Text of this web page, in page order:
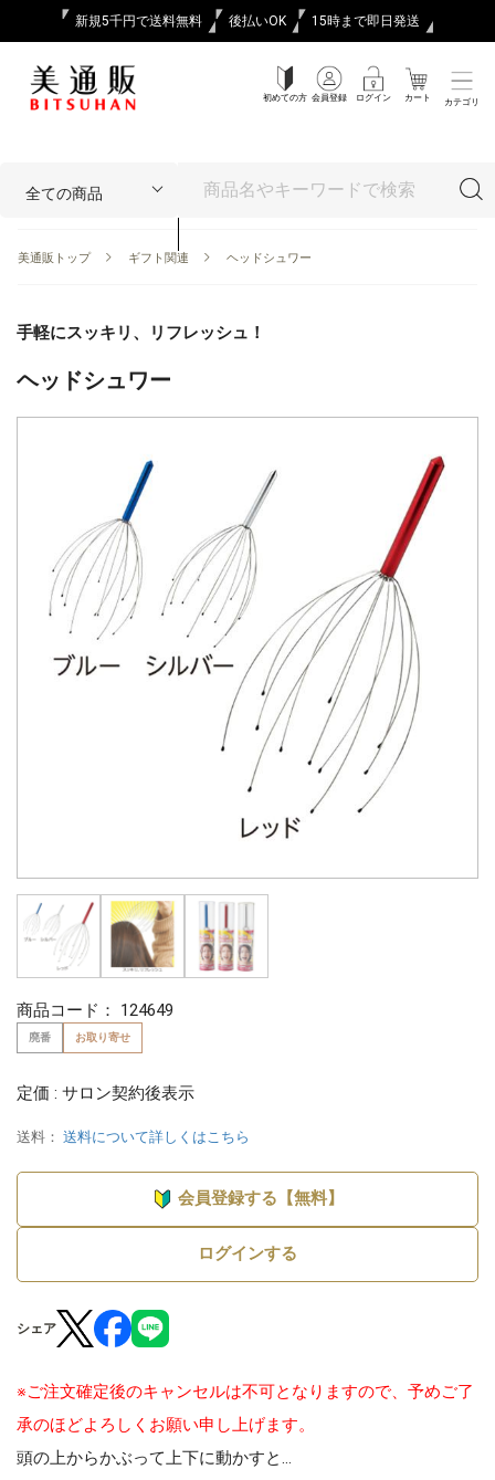
新規5千円で送料無料 後払いOK 15時まで即日発送
初めての方 会員登録 ログイン カート カテゴリ
美通販トップ ギフト関連 ヘッドシュワー
手軽にスッキリ、リフレッシュ！
ヘッドシュワー
商品コード： 124649
廃番 お取り寄せ
定価 : サロン契約後表示
送料： 送料について詳しくはこちら
会員登録する【無料】
ログインする
シェア
※ご注文確定後のキャンセルは不可となりますので、予めご了
承のほどよろしくお願い申し上げます。
頭の上からかぶって上下に動かすと…